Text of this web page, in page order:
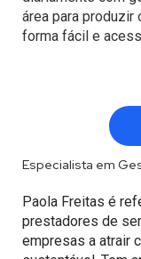
área para
forma fácil e
Especialista em
Paola Freitas é
prestadores de
empresas a atrair